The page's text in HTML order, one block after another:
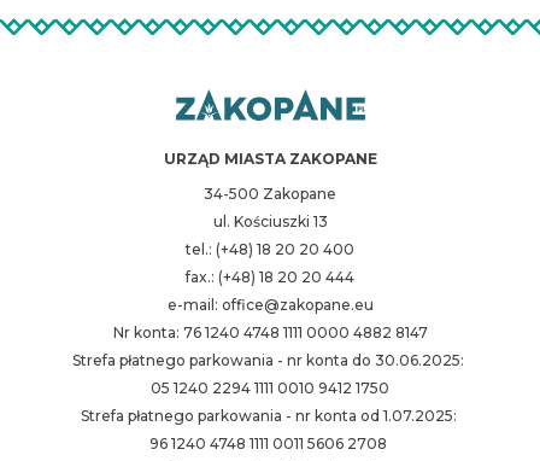
URZĄD MIASTA ZAKOPANE
34-500 Zakopane
ul. Kościuszki 13
tel.: (+48) 18 20 20 400
fax.: (+48) 18 20 20 444
e-mail: office@zakopane.eu
Nr konta: 76 1240 4748 1111 0000 4882 8147
Strefa płatnego parkowania - nr konta do 30.06.2025:
05 1240 2294 1111 0010 9412 1750
Strefa płatnego parkowania - nr konta od 1.07.2025:
96 1240 4748 1111 0011 5606 2708